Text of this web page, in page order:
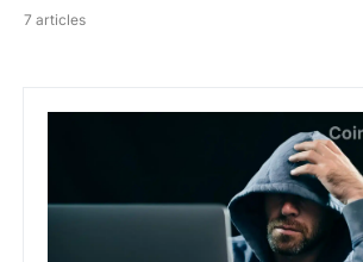
7 articles
Liquidations : La chute du